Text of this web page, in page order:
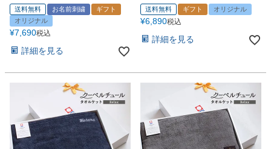
送料無料 お名前刺繍
ギフト
オリジナル
¥7,690税込
詳細を見る
送料無料 ギフト オリジナル
¥6,890税込
詳細を見る